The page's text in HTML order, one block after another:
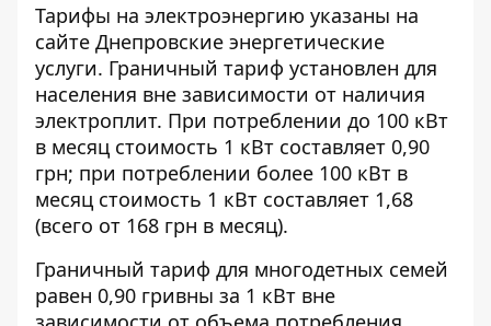
Тарифы на электроэнергию указаны на
сайте Днепровские энергетические
услуги. Граничный тариф установлен для
населения вне зависимости от наличия
электроплит. При потреблении до 100 кВт
в месяц стоимость 1 кВт составляет 0,90
грн; при потреблении более 100 кВт в
месяц стоимость 1 кВт составляет 1,68
(всего от 168 грн в месяц).
Граничный тариф для многодетных семей
равен 0,90 гривны за 1 кВт вне